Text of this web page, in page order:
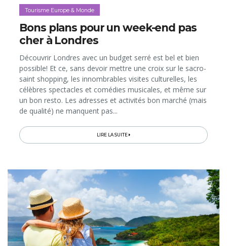
Tourisme Europe & Monde
Bons plans pour un week-end pas
cher à Londres
Découvrir Londres avec un budget serré est bel et bien
possible! Et ce, sans devoir mettre une croix sur le sacro-
saint shopping, les innombrables visites culturelles, les
célèbres spectacles et comédies musicales, et même sur
un bon resto. Les adresses et activités bon marché (mais
de qualité) ne manquent pas...
LIRE LA SUITE